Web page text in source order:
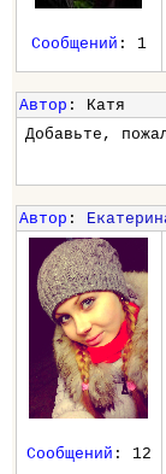
Сообщений : 1
Автор : Катя
Добавьте,
Автор :
Сообщений : 12